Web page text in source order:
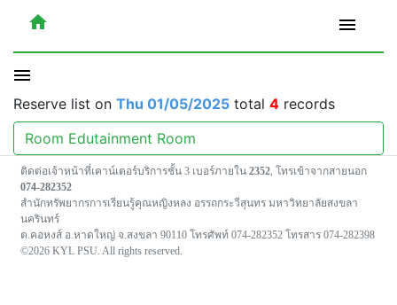
home menu
menu
Reserve list on Thu 01/05/2025 total 4 records
Room Edutainment Room
ติดต่อเจ้าหน้าที่เคาน์เตอร์บริการชั้น 3 เบอร์ภายใน 2352, โทรเข้าจากสายนอก
074-282352
สำนักทรัพยากรการเรียนรู้คุณหญิงหลง อรรถกระวีสุนทร มหาวิทยาลัยสงขลา
นครินทร์
ต.คอหงส์ อ.หาดใหญ่ จ.สงขลา 90110 โทรศัพท์ 074-282352 โทรสาร 074-282398
©2026 KYL PSU. All rights reserved.